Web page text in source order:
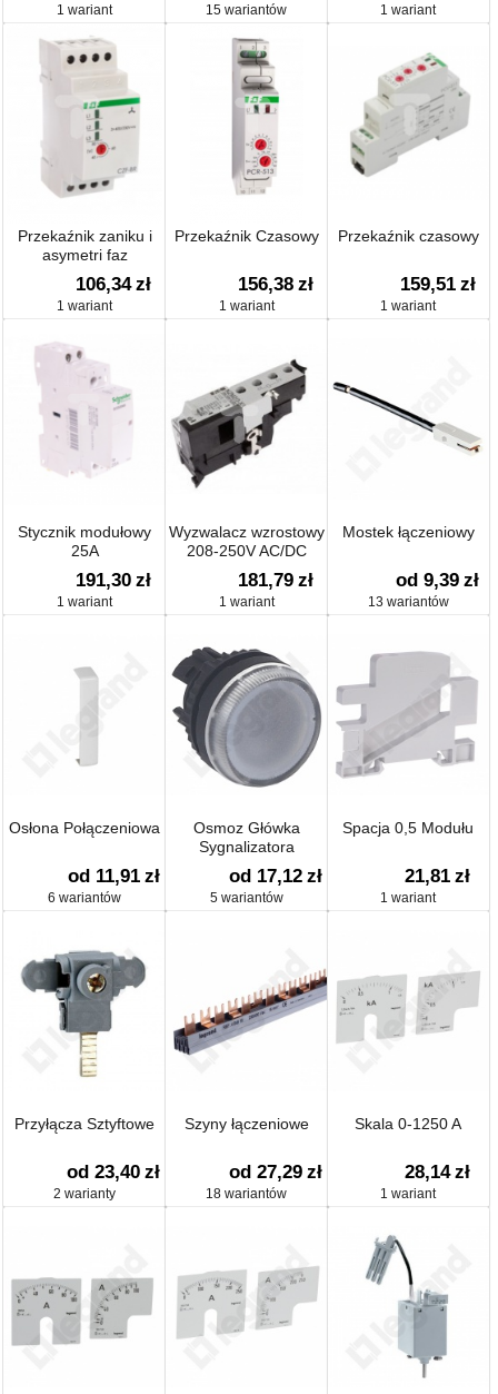
1 wariant 15 wariantów 1 wariant
Przekaźnik zaniku i
asymetri faz
106,34 zł
1 wariant
Przekaźnik Czasowy
156,38 zł
1 wariant
Przekaźnik czasowy
159,51 zł
1 wariant
Stycznik modułowy
25A
191,30 zł
1 wariant
Wyzwalacz wzrostowy
208-250V AC/DC
NZM2/3-XA208-
250AC/DC 259763
181,79 zł
1 wariant
Mostek łączeniowy
od 9,39 zł
13 wariantów
Osłona Połączeniowa
od 11,91 zł
6 wariantów
Osmoz Główka
Sygnalizatora
od 17,12 zł
5 wariantów
Spacja 0,5 Modułu
21,81 zł
1 wariant
Przyłącza Sztyftowe
od 23,40 zł
2 warianty
Szyny łączeniowe
od 27,29 zł
18 wariantów
Skala 0-1250 A
28,14 zł
1 wariant